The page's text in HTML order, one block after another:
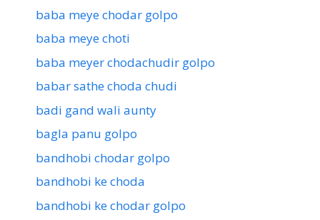
baba meye chodar golpo
baba meye choti
baba meyer chodachudir golpo
babar sathe choda chudi
badi gand wali aunty
bagla panu golpo
bandhobi chodar golpo
bandhobi ke choda
bandhobi ke chodar golpo